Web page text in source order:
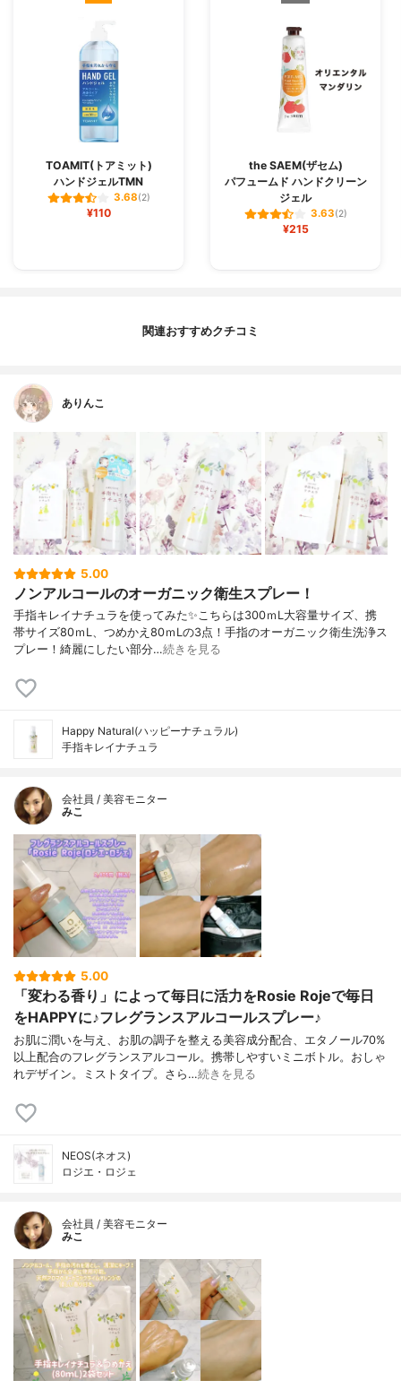
TOAMIT(トアミット)
ハンドジェルTMN
3.68(2)
¥110
the SAEM(ザセム)
パフュームド ハンドクリーン
ジェル
3.63(2)
¥215
関連おすすめクチコミ
ありんこ
5.00
ノンアルコールのオーガニック衛生スプレー！
手指キレイナチュラを使ってみた✨こちらは300ｍL大容量サイズ、携
帯サイズ80ｍL、つめかえ80ｍLの3点！手指のオーガニック衛生洗浄ス
プレー！綺麗にしたい部分…続きを見る
Happy Natural(ハッピーナチュラル)
手指キレイナチュラ
会社員 / 美容モニター
みこ
5.00
「変わる香り」によって毎日に活力をRosie Rojeで毎日
をHAPPYに♪フレグランスアルコールスプレー♪
お肌に潤いを与え、お肌の調子を整える美容成分配合、エタノール70%
以上配合のフレグランスアルコール。携帯しやすいミニボトル。おしゃ
れデザイン。ミストタイプ。さら…続きを見る
NEOS(ネオス)
ロジエ・ロジェ
会社員 / 美容モニター
みこ